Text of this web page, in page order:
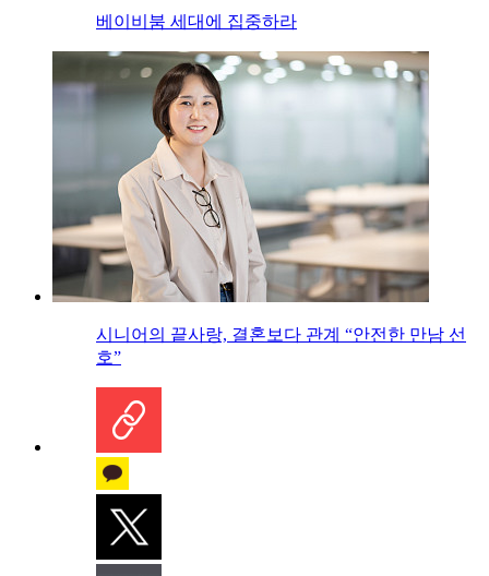
베이비붐 세대에 집중하라
시니어의 끝사랑, 결혼보다 관계 “안전한 만남 선
호”